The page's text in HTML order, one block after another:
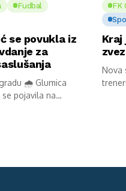
Fudbal
se povukla iz
za
🌧️ Glumica
se pojavila na
FK
Kraj
Nova